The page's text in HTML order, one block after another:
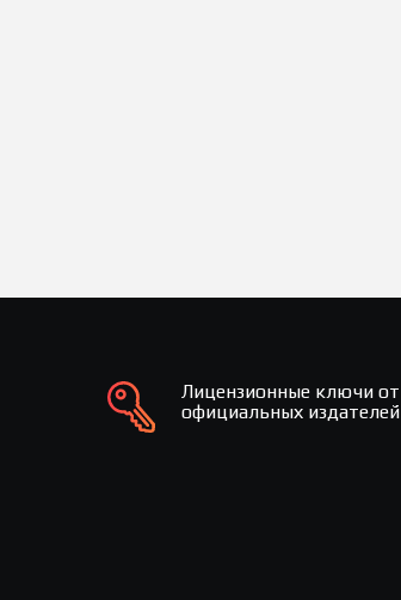
Лицензионные ключи от
официальных издателей